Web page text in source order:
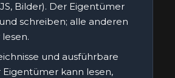
JS, Bilder). Der Eigentümer
schreiben; alle anderen
und ausführbare
Eigentümer kann lesen,